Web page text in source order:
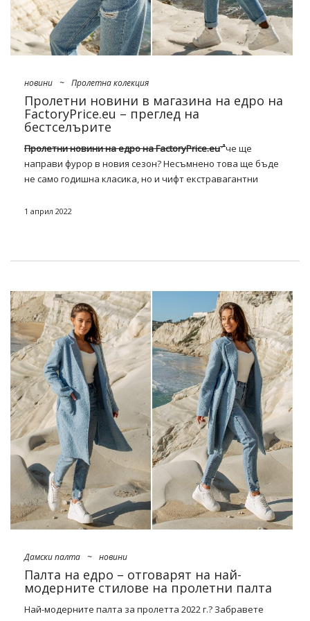
новини ~ Пролетна колекция
Пролетни новини в магазина на едро на
FactoryPrice.eu – преглед на
бестселърите
Пролетни новини на едро на FactoryPrice.eu че ще
направи фурор в новия сезон? Несъмнено това ще бъде
не само годишна класика, но и чифт екстравагантни
оригинални и дори леко кичозни дрехи от 2000-те години.
едро на FactoryPrice.eu – вижте
какво работи
Тенденциите за тазгодишната пролет вече не са загадка.
Въпреки това, си струва да си припомним най-модерните
дрехи, които задължително трябва да се запасите. Кои от
тях ще бъдат важни в скоро време? На първо място, тези,
фиксиращи се в естетиката на старата реколта мода,
класика от 50-те години или луд „ejtis“. Ще има и голяма
доза кич направо от ерата Y2K, който ще ни наводни с
ярки цветове, макси декорации и уникални …
1 април 2022
Дамски палта ~ новини
Палта на едро – отговарят на най-
модерните стилове на пролетни палта
Най-модерните палта за пролетта 2022 г.? Забравете